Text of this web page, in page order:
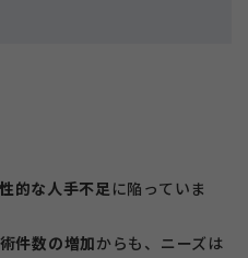
的な人手不足に陥っていま
件数の増加からも、ニーズは